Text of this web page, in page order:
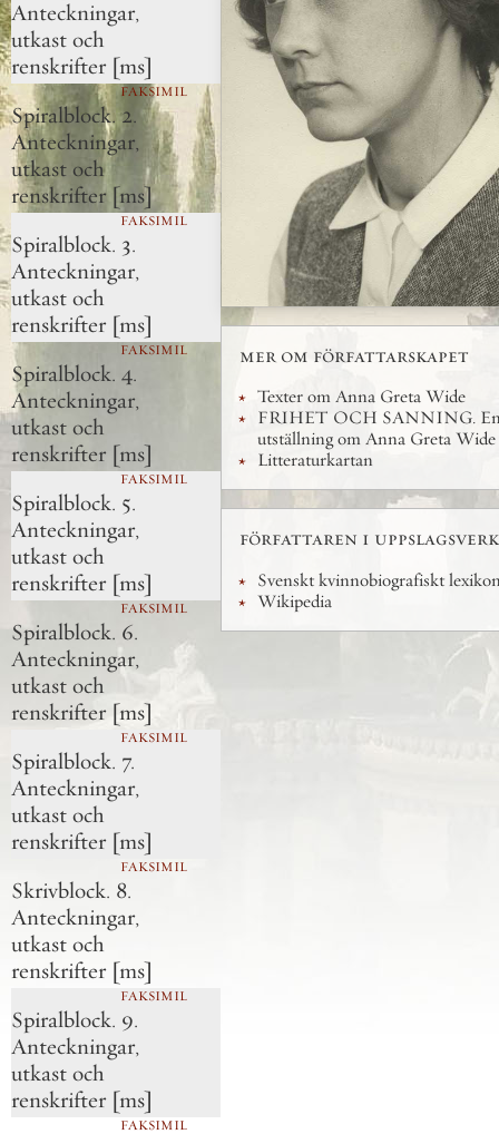
Anteckningar,
utkast och
renskrifter [ms]
FAKSIMIL
Spiralblock. 2.
Anteckningar,
utkast och
renskrifter [ms]
FAKSIMIL
Spiralblock. 3.
Anteckningar,
utkast och
renskrifter [ms]
FAKSIMIL
Spiralblock. 4.
Anteckningar,
utkast och
renskrifter [ms]
FAKSIMIL
Spiralblock. 5.
Anteckningar,
utkast och
renskrifter [ms]
FAKSIMIL
Spiralblock. 6.
Anteckningar,
utkast och
renskrifter [ms]
FAKSIMIL
Spiralblock. 7.
Anteckningar,
utkast och
renskrifter [ms]
FAKSIMIL
Skrivblock. 8.
Anteckningar,
utkast och
renskrifter [ms]
FAKSIMIL
Spiralblock. 9.
Anteckningar,
utkast och
renskrifter [ms]
FAKSIMIL
mer om författarskapet
Texter om Anna Greta Wide
FRIHET OCH SANNING.
utställning om Anna Greta Wide
Litteraturkartan
författaren i uppslagsverk
Svenskt kvinnobiografiskt
Wikipedia